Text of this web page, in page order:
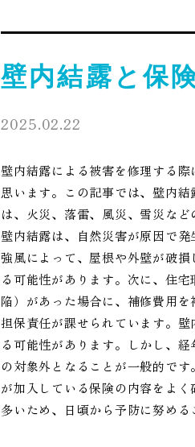
壁内結露と保
2025.02.22
壁内結露による被害を修理する
思います。この記事では、壁内
は、火災、落雷、風災、雪災な
壁内結露は、自然災害が原因で
強風によって、屋根や外壁が破
る可能性があります。次に、住
陥）があった場合に、補修費用
担保責任が課せられています。
る可能性があります。しかし、
の対象外となることが一般的で
が加入している保険の内容をよ
多いため、日頃から予防に努める